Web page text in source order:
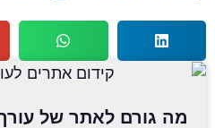
מה גורם לאתר של עורך